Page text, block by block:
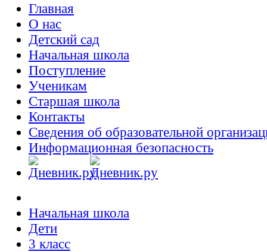
Главная
О нас
Детский сад
Начальная школа
Поступление
Ученикам
Старшая школа
Контакты
Сведения об образовательной
Информационная безопасность
Начальная школа
Дети
3 класс